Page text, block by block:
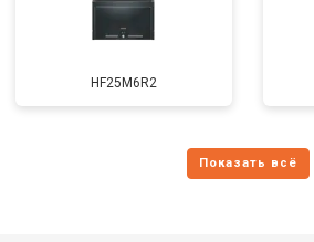
HF25M6R2